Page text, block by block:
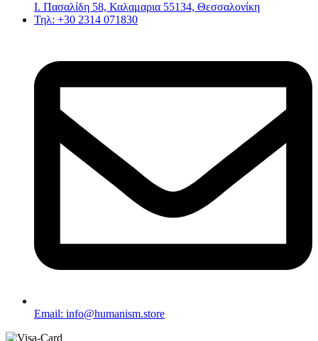
Ι. Πασαλίδη 58, Καλαμαρια 55134, Θεσσαλονίκη
Τηλ: +30 2314 071830
Email: info@humanism.store